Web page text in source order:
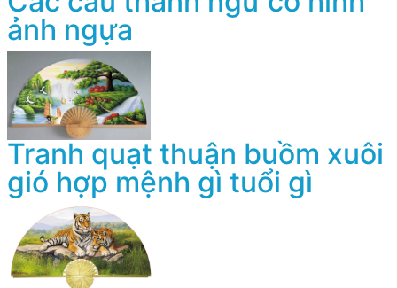
ảnh ngựa
Tranh quạt thuận buồm xuôi
gió hợp mệnh gì tuổi gì